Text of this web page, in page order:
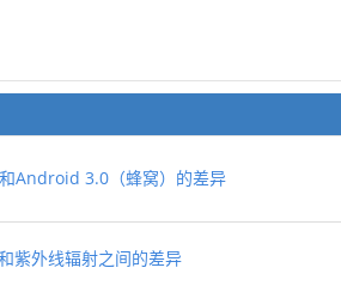
Android 3.0（蜂窝）的差异
紫外线辐射之间的差异